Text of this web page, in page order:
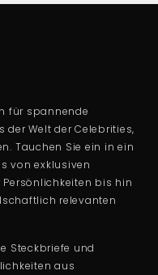
für spannende
der Welt der Celebrities,
Tauchen Sie ein in ein
von exklusiven
bis hin
relevanten
Steckbriefe und
aus